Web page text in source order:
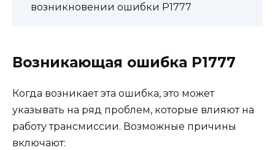
возникновении ошибки Р1777
Возникающая ошибка Р1777
Когда возникает эта ошибка, это может
указывать на ряд проблем, которые влияют на
работу трансмиссии. Возможные причины
включают: